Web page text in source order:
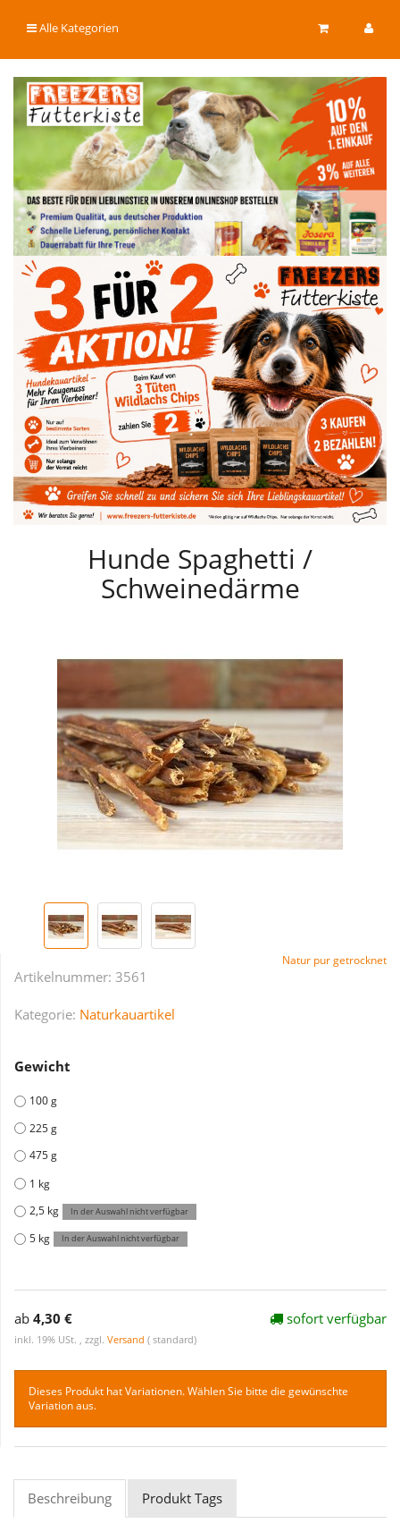
Alle Kategorien
Hunde Spaghetti /
Schweinedärme
Natur pur getrocknet
Artikelnummer: 3561
Kategorie: Naturkauartikel
Gewicht
100 g
225 g
475 g
1 kg
2,5 kg
In der Auswahl nicht verfügbar
5 kg In der Auswahl nicht verfügbar
ab 4,30 €
inkl. 19% USt. , zzgl. Versand ( standard)
sofort verfügbar
Dieses Produkt hat Variationen. Wählen Sie bitte die gewünschte
Variation aus.
Beschreibung Produkt Tags